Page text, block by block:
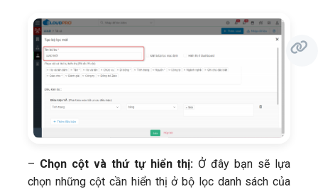
– Chọn cột và thứ tự hiển thị: Ở đây bạn sẽ lựa
chọn những cột cần hiển thị ở bộ lọc danh sách của